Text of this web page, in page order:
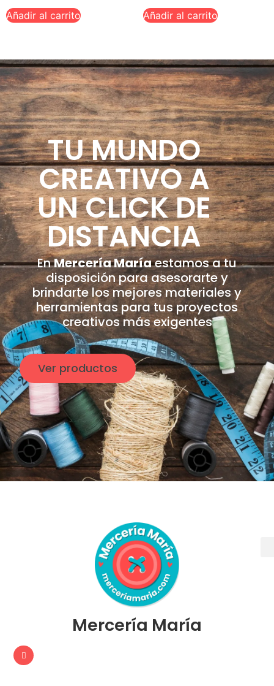
Añadir al carrito Añadir al carrito
TU MUNDO
CREATIVO A
UN CLICK DE
DISTANCIA
EnMercería Maríaestamos a tu
disposición para asesorarte y
brindarte los mejores materiales y
herramientas para tus proyectos
creativos más exigentes
Ver productos
Mercería María